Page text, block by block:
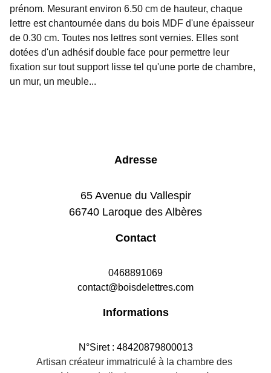
prénom. Mesurant environ 6.50 cm de hauteur, chaque
lettre est chantournée dans du bois MDF d'une épaisseur
de 0.30 cm. Toutes nos lettres sont vernies. Elles sont
dotées d'un adhésif double face pour permettre leur
fixation sur tout support lisse tel qu'une porte de chambre,
un mur, un meuble...
Adresse
65 Avenue du Vallespir
66740 Laroque des Albères
Contact
0468891069
contact@boisdelettres.com
Informations
N°Siret : 48420879800013
Artisan créateur immatriculé à la chambre des